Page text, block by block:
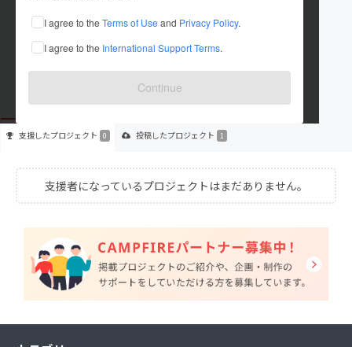
I agree to the Terms of Use and Privacy Policy.
I agree to the International Support Terms.
Continue
これまでに1件のプロジェクトを投稿しています
在住国：日本 現在地：新潟県
出身国：日本 出身地：新潟県
支援したプロジェクト 0 投稿したプロジェクト 1
支援者になっているプロジェクトはまだありません。